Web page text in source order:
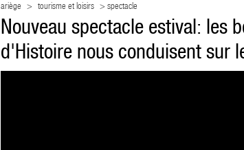
ariège > tourisme et loisirs > spectacle
Nouveau spectacle estival: les
d'Histoire nous conduisent sur